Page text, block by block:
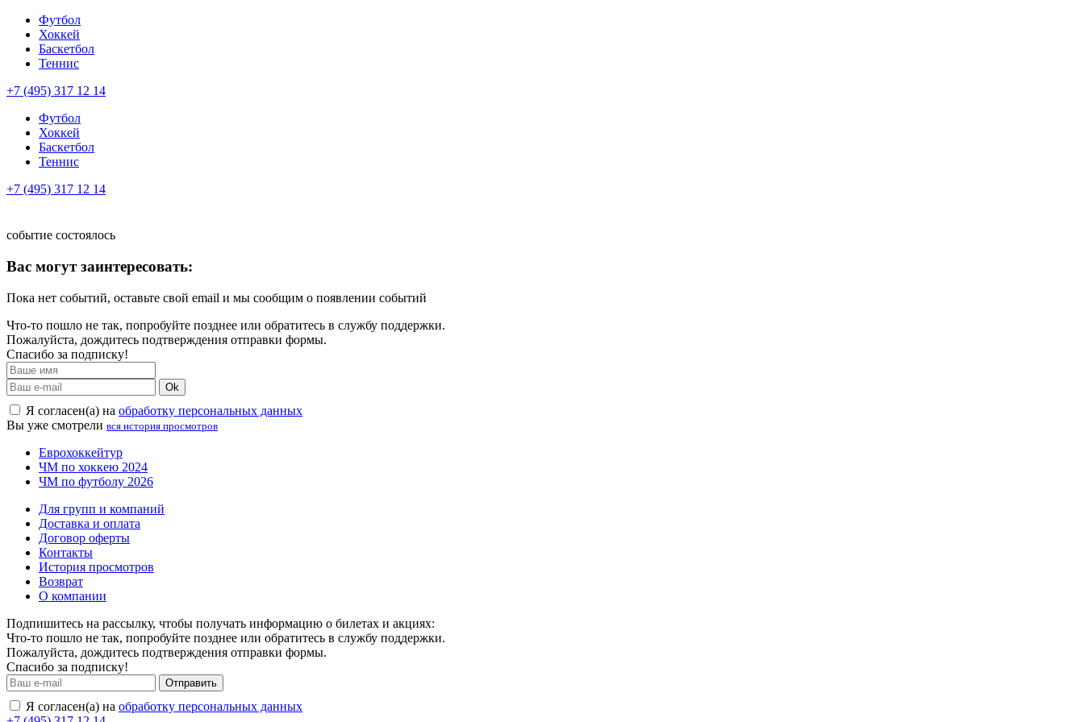
Футбол
Хоккей
Баскетбол
Теннис
+7 (495) 317 12 14
Футбол
Хоккей
Баскетбол
Теннис
+7 (495) 317 12 14
событие состоялось
Вас могут заинтересовать:
Пока нет событий, оставьте свой email и мы сообщим о появлении событий
Что-то пошло не так, попробуйте позднее или обратитесь в службу поддержки.
Пожалуйста, дождитесь подтверждения отправки формы.
Спасибо за подписку!
Ok
Я согласен(а) на обработку персональных данных
Вы уже смотрели вся история просмотров
Еврохоккейтур
ЧМ по хоккею 2024
ЧМ по футболу 2026
Для групп и компаний
Доставка и оплата
Договор оферты
Контакты
История просмотров
Возврат
О компании
Подпишитесь на рассылку, чтобы получать информацию о билетах и акциях:
Что-то пошло не так, попробуйте позднее или обратитесь в службу поддержки.
Пожалуйста, дождитесь подтверждения отправки формы.
Спасибо за подписку!
Отправить
Я согласен(а) на обработку персональных данных